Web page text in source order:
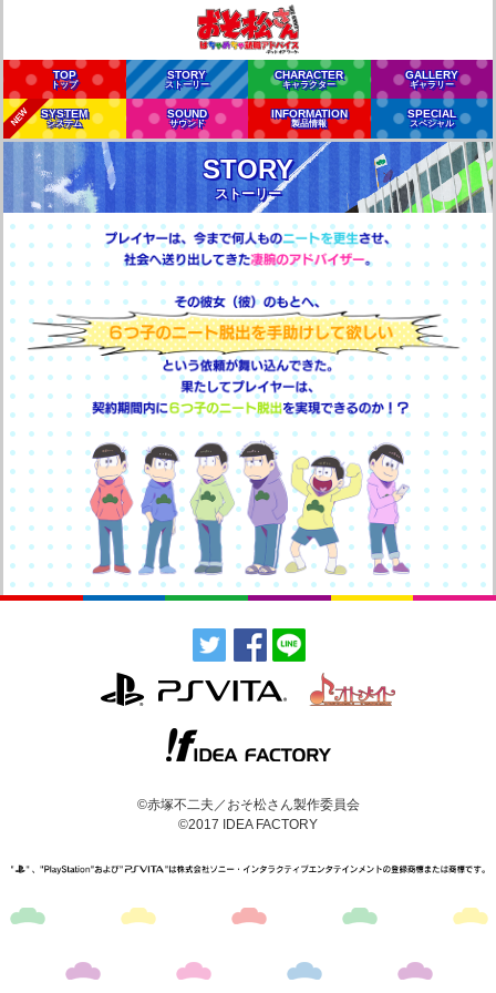
TOP
トップ
STORY
ストーリー
CHARACTER
キャラクター
GALLERY
ギャラリー
SYSTEM
システム
NEW SOUND
サウンド
INFORMATION
製品情報
SPECIAL
スペシャル
STORY
ストーリー
©赤塚不二夫／おそ松さん製作委員会
©2017 IDEA FACTORY